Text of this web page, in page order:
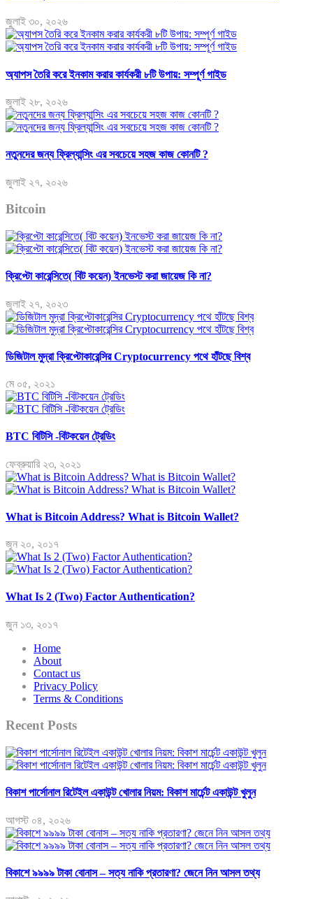
জুলাই ৩০, ২০২৬
অ্যাপস তৈরি করে ইনকাম করার কার্যকরী ৮টি উপায়: সম্পূর্ণ গাইড
জুলাই ২৮, ২০২৬
নতুনদের জন্য ফ্রিল্যান্সিং এর সবচেয়ে সহজ কাজ কোনটি ?
জুলাই ২৭, ২০২৬
Bitcoin
ক্রিপ্টো কারেন্সিতে( বিট কয়েন) ইনভেস্ট করা জায়েজ কি না?
জুলাই ২৭, ২০২৩
ডিজিটাল মুদ্রা ক্রিপ্টোকারেন্সির Cryptocurrency পথে হাঁটছে বিশ্ব
মে ০৫, ২০২১
BTC বিটিসি -বিটকয়েন ট্রেডিং
ফেব্রুয়ারি ২৩, ২০২১
What is Bitcoin Address? What is Bitcoin Wallet?
জুন ২০, ২০১৭
What Is 2 (Two) Factor Authentication?
জুন ১৩, ২০১৭
Home
About
Contact us
Privacy Policy
Terms & Conditions
Recent Posts
বিকাশ পার্সোনাল রিটেইল একাউন্ট খোলার নিয়ম: বিকাশ মার্চেন্ট একাউন্ট খুলুন
আগস্ট ০৪, ২০২৬
বিকাশে ৯৯৯৯ টাকা বোনাস – সত্য নাকি প্রতারণা? জেনে নিন আসল তথ্য